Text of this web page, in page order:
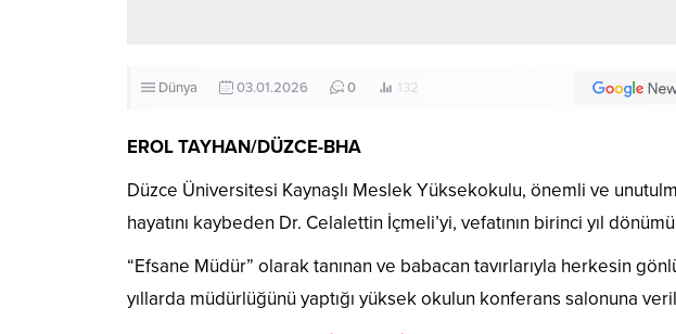
Dünya 03.01.2026 0 132
EROL TAYHAN/DÜZCE-BHA
Düzce Üniversitesi Kaynaşlı Meslek Yüksekokulu, önemli ve
hayatını kaybeden Dr. Celalettin İçmeli’yi, vefatının birinci yıl
“Efsane Müdür” olarak tanınan ve babacan tavırlarıyla herkesin
yıllarda müdürlüğünü yaptığı yüksek okulun konferans salonuna